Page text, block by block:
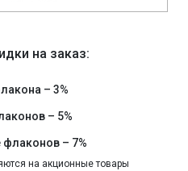
на заказ:
– 3%
– 5%
флаконов – 7%
на акционные товары